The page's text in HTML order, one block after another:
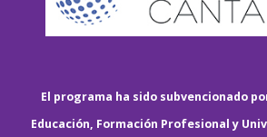
El programa ha sido subvencionado
Educación, Formación Profesional y